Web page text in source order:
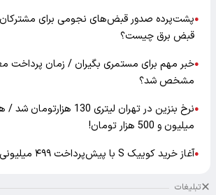
●پشت‌پرده صدور قبض‌های نجومی برای
قبض برق چیست؟
●خبر مهم برای مستمری بگیران / زمان پرداخت
مشخص شد؟
●
میلیون و 500 هزار تومان!
●آغاز خرید کوییک S با پیش‌پرداخت ۴۹۹ میلیونی
تبلیغات